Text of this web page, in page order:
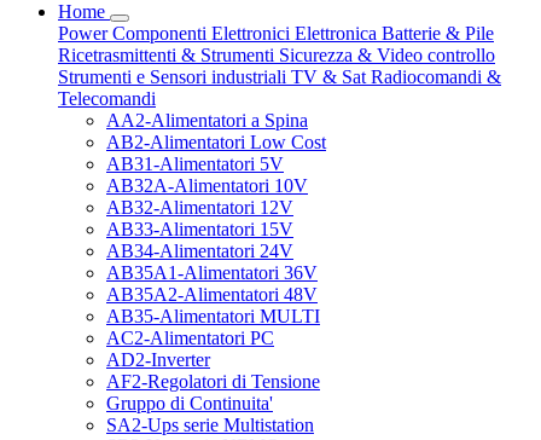
Home
PowerComponenti Elettronici Elettronica Batterie & Pile
Ricetrasmittenti & Strumenti Sicurezza & Video controllo
Strumenti e Sensori industriali TV & Sat Radiocomandi &
Telecomandi
AA2-Alimentatori a Spina
AB2-Alimentatori Low Cost
AB31-Alimentatori 5V
AB32A-Alimentatori 10V
AB32-Alimentatori 12V
AB33-Alimentatori 15V
AB34-Alimentatori 24V
AB35A1-Alimentatori 36V
AB35A2-Alimentatori 48V
AB35-Alimentatori MULTI
AC2-Alimentatori PC
AD2-Inverter
AF2-Regolatori di Tensione
Gruppo di Continuita'
SA2-Ups serie Multistation